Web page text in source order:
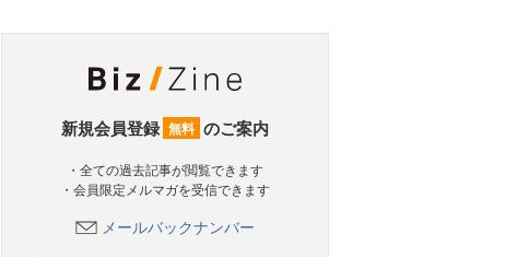
新規会員登録 無料 のご案内
・全ての過去記事が閲覧できます
・会員限定メルマガを受信できます
メールバックナンバー